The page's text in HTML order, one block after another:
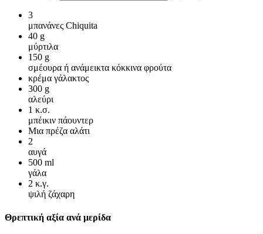
3
μπανάνες Chiquita
40 g
μύρτιλα
150 g
σμέουρα ή ανάμεικτα κόκκινα φρούτα
κρέμα γάλακτος
300 g
αλεύρι
1 κ.σ.
μπέικιν πάουντερ
Μια πρέζα αλάτι
2
αυγά
500 ml
γάλα
2 κ.γ.
ψιλή ζάχαρη
Θρεπτική αξία ανά μερίδα